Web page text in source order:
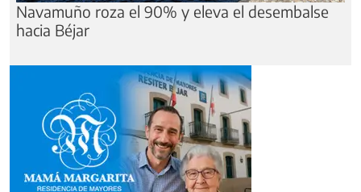
Navamuño roza el 90% y eleva el desembalse
hacia Béjar